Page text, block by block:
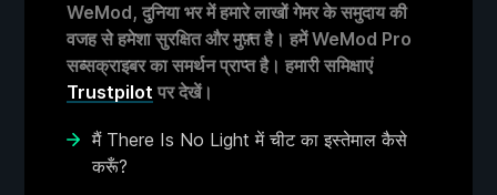
WeMod, दुनिया भर में हमारे लाखों गेमर के समुदाय की
वजह से हमेशा सुरक्षित और मुफ़्त है। हमें WeMod Pro
सब्सक्राइबर का समर्थन प्राप्त है। हमारी समिक्षाएं
Trustpilot पर देखें।
मैं There Is No Light में चीट का इस्तेमाल कैसे
करूँ?